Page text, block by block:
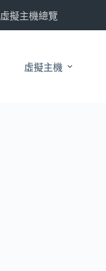
虛擬主機總覽
虛擬主機